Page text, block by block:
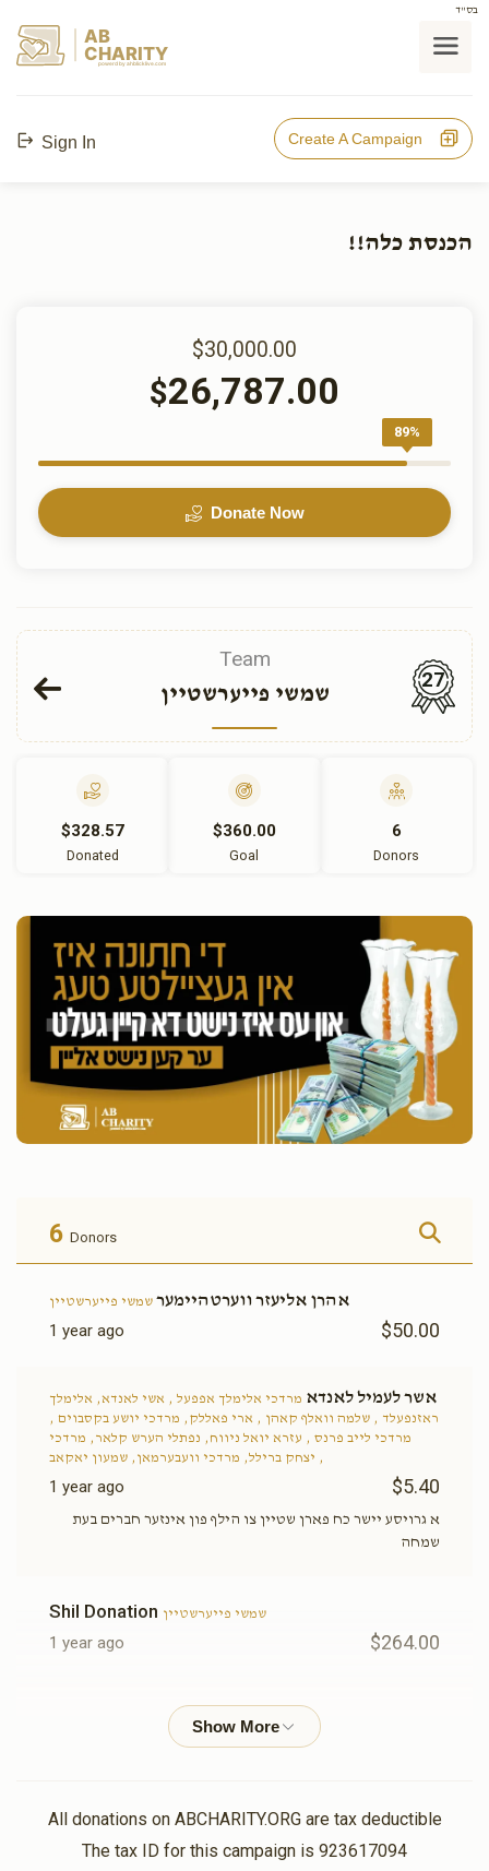
בס"ד
AB
CHARITY
powerd by ahblicklive.com
Sign In Create A Campaign
הכנסת כלה!!
$30,000.00
$26,787.00
89%
Donate Now
Team
שמשי פייערשטיין
27
$328.57
Donated
$360.00
Goal
6
Donors
6 Donors
אהרן אליעזר ווערטהיימער שמשי פייערשטיין
1 year ago $50.00
אשר לעמיל לאנדא מרדכי אלימלך אפפעל , אשי לאנדא, אלימלך
ראזנפעלד , שלמה וואלף קאהן , ארי פאללק, מרדכי יושע בקסבוים ,
מרדכי לייב פרנס , עזרא יואל ניווח, נפתלי הערש קלאר, מרדכי
יצחק ברילל, מרדכי וועבערמאן, שמעון יאקאב ,
1 year ago $5.40
א גרויסע יישר כח פארן שטיין צו הילף פון אינזער חברים בעת
שמחה
Shil Donation שמשי פייערשטיין
1 year ago $264.00
יודא'לע גראסמרדכי אלימלך אפפעל , אשי לאנדא, אלימלך
ראזנפעלד , עזרא יואל ניווח, שמשי פייערשטיין, משה ארי'
שכח פארן וואטן פאר טראמפ, און שכח פארן שטיין ביי די זייט
All donations on ABCHARITY.ORG are tax deductible
The tax ID for this campaign is 923617094